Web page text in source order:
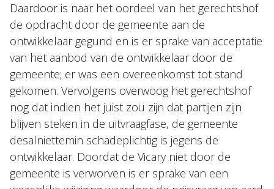
Daardoor is naar het oordeel van het gerechtshof
de opdracht door de gemeente aan de
ontwikkelaar gegund en is er sprake van acceptatie
van het aanbod van de ontwikkelaar door de
gemeente; er was een overeenkomst tot stand
gekomen. Vervolgens overwoog het gerechtshof
nog dat indien het juist zou zijn dat partijen zijn
blijven steken in de uitvraagfase, de gemeente
desalniettemin schadeplichtig is jegens de
ontwikkelaar. Doordat de Vicary niet door de
gemeente is verworven is er sprake van een